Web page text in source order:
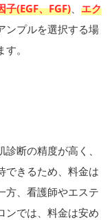
子(EGF、FGF)、 エク
ンプルを選択する場
。
断の精度が高く、
できるため、料金は
方、看護師やエステ
ンでは、料金は安め